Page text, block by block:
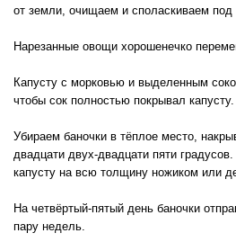
от земли, очищаем и споласкиваем
Нарезанные овощи хорошенечко
Капусту с морковью и выделенным
чтобы сок полностью покрывал капусту.
Убираем баночки в тёплое место,
двадцати двух-двадцати пяти
капусту на всю толщину ножиком или
На четвёртый-пятый день баночки
пару недель.